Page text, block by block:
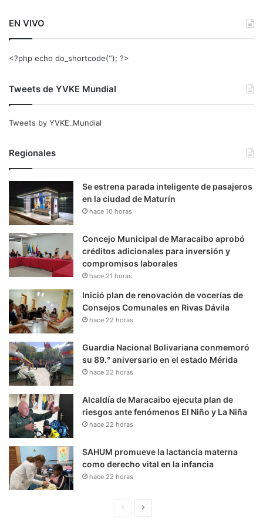
EN VIVO
<?php echo do_shortcode(‘‘); ?>
Tweets de YVKE Mundial
Tweets by YVKE_Mundial
Regionales
Se estrena parada inteligente de pasajeros
en la ciudad de Maturín
hace 10 horas
Concejo Municipal de Maracaibo aprobó
créditos adicionales para inversión y
compromisos laborales
hace 21 horas
Inició plan de renovación de vocerías de
Consejos Comunales en Rivas Dávila
hace 22 horas
Guardia Nacional Bolivariana conmemoró
su 89.° aniversario en el estado Mérida
hace 22 horas
Alcaldía de Maracaibo ejecuta plan de
riesgos ante fenómenos El Niño y La Niña
hace 22 horas
SAHUM promueve la lactancia materna
como derecho vital en la infancia
hace 22 horas